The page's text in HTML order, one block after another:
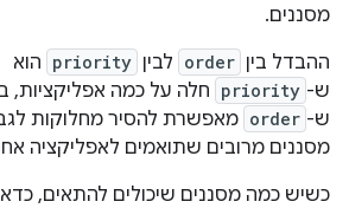
מסננים.
ההבדל בין order לבין priority הוא
ש- priority חלה על כמה אפליקציות,
ש- order מאפשרת להסיר מחלוקות
מסננים מרובים שתואמים לאפליקציה
כשיש כמה מסננים שיכולים להתאים,